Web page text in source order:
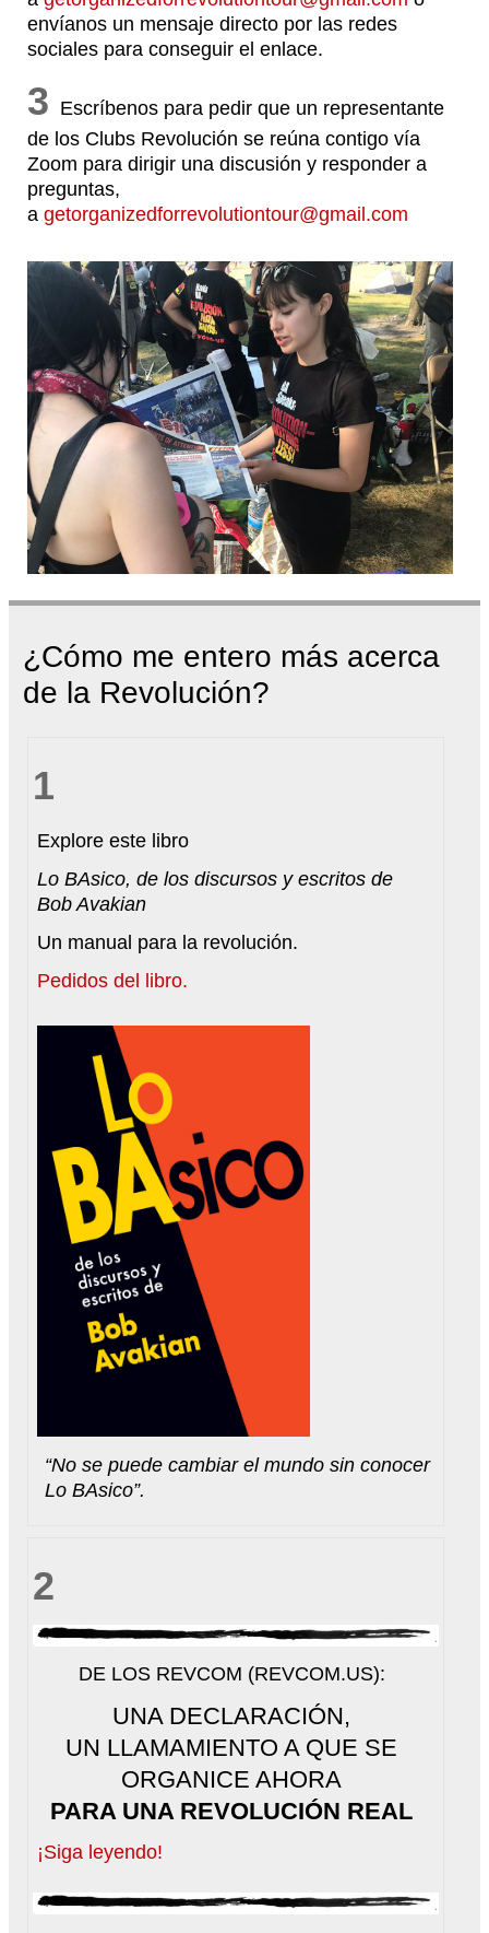
envíanos un mensaje directo por las redes
sociales para conseguir el enlace.
3 Escríbenos para pedir que un representante
de los Clubs Revolución se reúna contigo vía
Zoom para dirigir una discusión y responder a
preguntas,
a getorganizedforrevolutiontour@gmail.com
¿Cómo me entero más acerca
de la Revolución?
1
Explore este libro
Lo BAsico, de los discursos y escritos de
Bob Avakian
Un manual para la revolución.
Pedidos del libro.
“No se puede cambiar el mundo sin conocer
Lo BAsico”.
2
DE LOS REVCOM (REVCOM.US):
UNA DECLARACIÓN,
UN LLAMAMIENTO A QUE SE
ORGANICE AHORA
PARA UNA REVOLUCIÓN REAL
¡Siga leyendo!